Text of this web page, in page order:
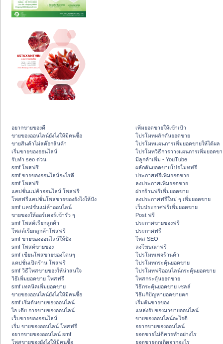
อยากขายของดี
ขายของออนไลน์ยังไงให้มีคนซื้อ
ขายสินค้าไม่สต๊อกสินค้า
เริ่มขายของออนไลน์
รับทำ seo ด่วน
smf โพสฟรี
smf ขายของออนไลน์อะไรดี
smf โพสฟรี
แคปชั่นแม่ค้าออนไลน์ โพสฟรี
โพสฟรีแคปชั่นโพสขายของยังไงให้ปัง
smf แคปชั่นแม่ค้าออนไลน์
ขายของให้ออร์เดอร์เข้ารัว ๆ
smf โพสต์เรียกลูกค้า
โพสต์เรียกลูกค้าโพสฟรี
smf ขายของออนไลน์ให้ปัง
smf โพสต์ขายของ
smf เขียนโพสขายของโดนๆ
แคปชั่นเปิดร้าน โพสฟรี
smf วิธีโพสขายของให้น่าสนใจ
วิธีเพิ่มยอดขาย โพสฟรี
smf เทคนิคเพิ่มยอดขาย
ขายของออนไลน์ยังไงให้มีคนซื้อ
smf เริ่มต้นขายของออนไลน์
ไอ เดีย การขายของออนไลน์
เว็บขายของออนไลน์
เริ่ม ขายของออนไลน์ โพสฟรี
อยากขายของออนไลน์ smf
โพสขายของยังไงให้มีคนซื้อ
เพิ่มยอดขายให้เข้าเป้า
โปรโมทผลักดันยอดขาย
โปรโมทแผนการเพิ่มยอดขายให้ได้ผล
โปรโมทวิธีการวางแผนการเพิ่มยอดข
มีลูกค้าเพิ่ม - YouTube
ผลักดันยอดขายโปรโมทฟรี
ประกาศฟรีเพิ่มยอดขาย
ลงประกาศเพิ่มยอดขาย
ฝากร้านฟรีเพิ่มยอดขาย
ลงประกาศฟรีใหม่ ๆ เพิ่มยอดขาย
เว็บประกาศฟรีเพิ่มยอดขาย
Post ฟรี
ประกาศขายของฟรี
ประกาศฟรี
โพส SEO
ลงโฆษณาฟรี
โปรโมทเพจร้านค้า
โปรโมทกระตุ้นยอดขาย
โปรโมทฟรีออนไลน์กระตุ้นยอดขาย
โพสกระตุ้นยอดขาย
วิธีกระตุ้นยอดขาย เซลล์
วิธีแก้ปัญหายอดขายตก
เริ่มต้นขายของ
แหล่งรับของมาขายออนไลน์
ขายของออนไลน์อะไรดี
อยากขายของออนไลน์
ยอดขายไม่ดีควรทำอย่างไร
ยอดขายตกเกิดจากอะไร